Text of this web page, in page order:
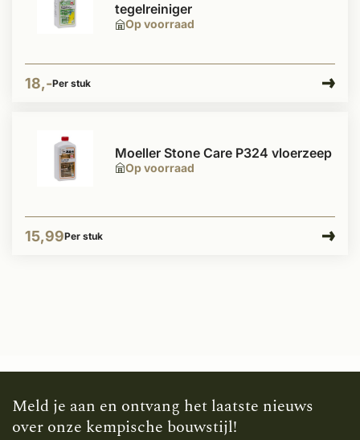
Op voorraad
tegelreiniger
18,-Per stuk
Op voorraad
Moeller Stone Care P324 vloerzeep
15,99Per stuk
Meld je aan en ontvang het laatste nieuws
over onze kempische bouwstijl!